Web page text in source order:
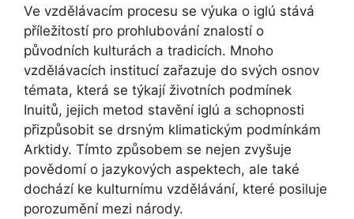
Ve vzdělávacím procesu se výuka o iglú stává
příležitostí pro prohlubování znalostí o
původních kulturách a tradicích. Mnoho
vzdělávacích institucí zařazuje do svých osnov
témata, která se týkají životních podmínek
Inuitů, jejich metod stavění iglú a schopnosti
přizpůsobit se drsným klimatickým podmínkám
Arktidy. Tímto způsobem se nejen zvyšuje
povědomí o jazykových aspektech, ale také
dochází ke kulturnímu vzdělávání, které posiluje
porozumění mezi národy.